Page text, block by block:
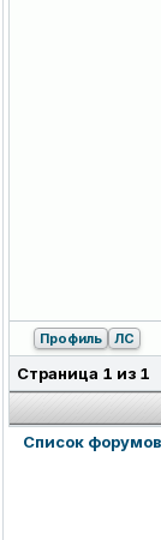
Профиль ЛС
Страница 1 из 1
Список